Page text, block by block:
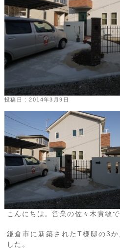
投稿日 : 2014年3月9日
こんにちは。営業の佐々木貴敏で
鎌倉市に新築されたT様邸の3
した。